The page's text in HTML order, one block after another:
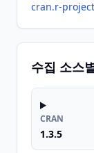
cran.r-
수집 소스
CRAN
1.3.5